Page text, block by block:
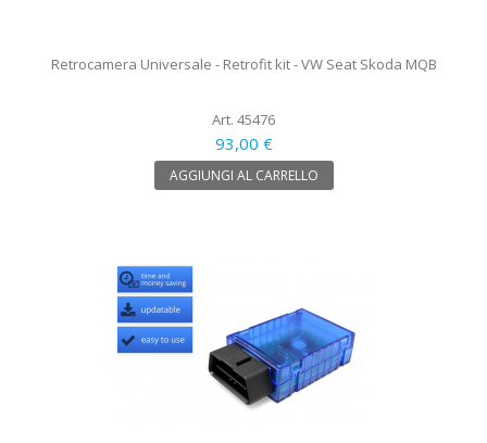
Retrocamera Universale - Retrofit kit - VW Seat Skoda MQB
Art. 45476
93,00 €
AGGIUNGI AL CARRELLO